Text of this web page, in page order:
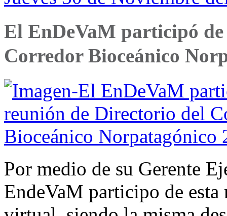
El EnDeVaM participó
Corredor Bioceánico
Por medio de su Gerente
EndeVaM participo de